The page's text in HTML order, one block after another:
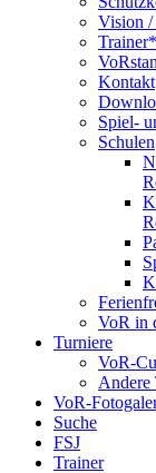
Vision
Kontakt
Spiel-
Schulen
VoR in
Turniere
VoR-
Andere
VoR-
Suche
FSJ
Trainer